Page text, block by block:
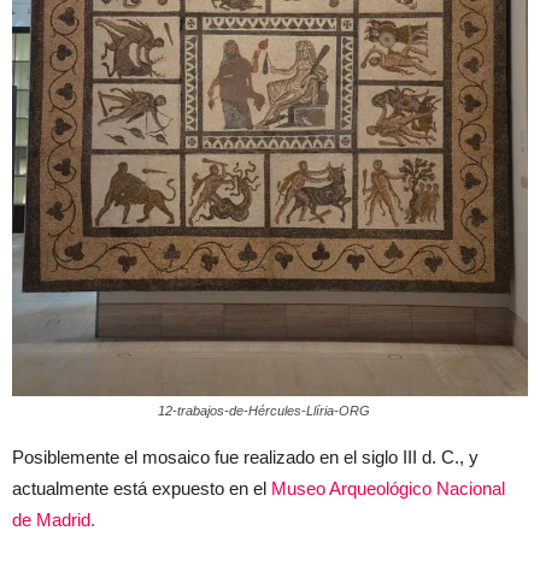
12-trabajos-de-Hércules-Llíria-ORG
Posiblemente el mosaico fue realizado en el siglo III d. C., y
actualmente está expuesto en el Museo Arqueológico Nacional
de Madrid.